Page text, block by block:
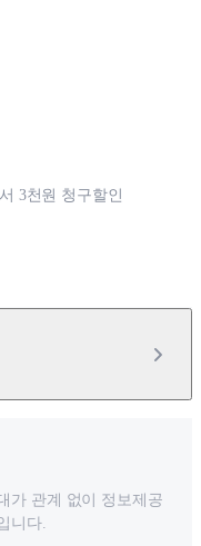
3천원 청구할인
가 관계 없이 정보제공
니다.